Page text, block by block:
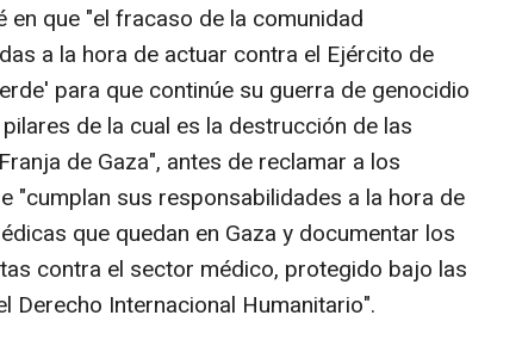
en que "el fracaso de la comunidad
a la hora de actuar contra el Ejército de
para que continúe su guerra de genocidio
de la cual es la destrucción de las
de Gaza", antes de reclamar a los
"cumplan sus responsabilidades a la hora de
que quedan en Gaza y documentar los
contra el sector médico, protegido bajo las
Derecho Internacional Humanitario".